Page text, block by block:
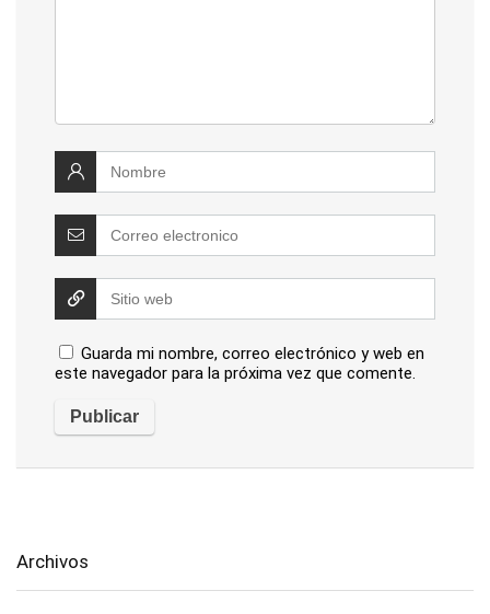
Guarda mi nombre, correo electrónico y web en
este navegador para la próxima vez que comente.
Archivos